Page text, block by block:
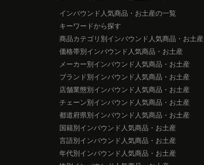
インバウンド人気商品・お土産の一覧
キーワードから探す
商品カテゴリ別インバウンド人気商品・お土産
価格帯別インバウンド人気商品・お土産
メーカー別インバウンド人気商品・お土産
ブランド別インバウンド人気商品・お土産
店舗業態別インバウンド人気商品・お土産
チェーン別インバウンド人気商品・お土産
都道府県別インバウンド人気商品・お土産
国籍別インバウンド人気商品・お土産
言語別インバウンド人気商品・お土産
年代別インバウンド人気商品・お土産